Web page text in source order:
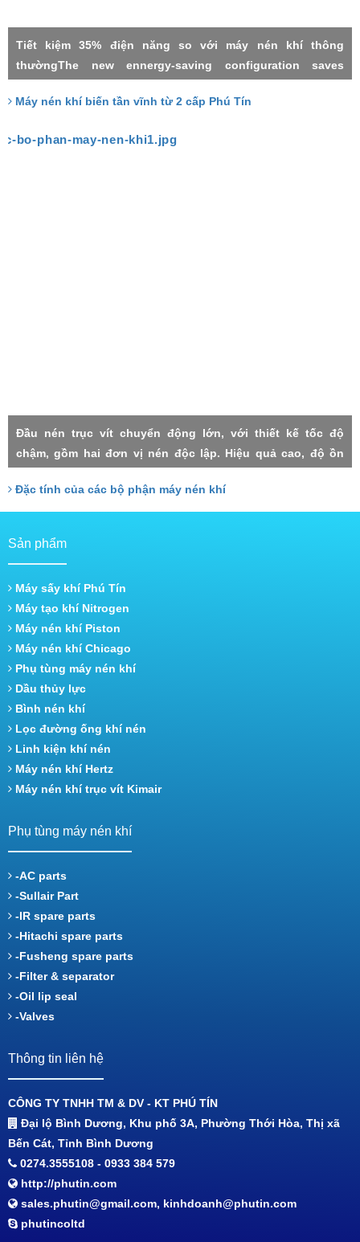
Tiết kiệm 35% điện năng so với máy nén khí thông
thườngThe new ennergy-saving configuration saves
frequency machineMáy nén khí 2 cấpMáy nén khí biến tần
Máy nén khí biến tần vĩnh từ 2 cấp Phú Tín
Đầu nén trục vít chuyển động lớn, với thiết kế tốc độ
chậm, gồm hai đơn vị nén độc lập. Hiệu quả cao, độ ồn
thấp, thất thoát nhỏ, Hai cấp trục vít đảm nhận với công
xuất tương đồng, do đó chịu lực nhỏ, tuổi thọ cao.
Đặc tính của các bộ phận máy nén khí
Sản phẩm
Máy sấy khí Phú Tín
Máy tạo khí Nitrogen
Máy nén khí Piston
Máy nén khí Chicago
Phụ tùng máy nén khí
Dầu thủy lực
Bình nén khí
Lọc đường ống khí nén
Linh kiện khí nén
Máy nén khí Hertz
Máy nén khí trục vít Kimair
Phụ tùng máy nén khí
-AC parts
-Sullair Part
-IR spare parts
-Hitachi spare parts
-Fusheng spare parts
-Filter & separator
-Oil lip seal
-Valves
Thông tin liên hệ
CÔNG TY TNHH TM & DV - KT PHÚ TÍN
Đại lộ Bình Dương, Khu phố 3A, Phường Thới Hòa, Thị xã
Bến Cát, Tỉnh Bình Dương
0274.3555108 - 0933 384 579
http://phutin.com
sales.phutin@gmail.com, kinhdoanh@phutin.com
phutincoltd